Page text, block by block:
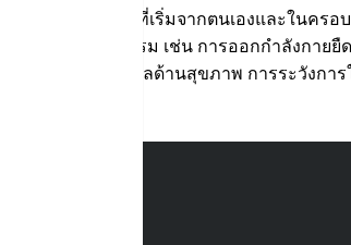
กษาสิ่งแวดล้อมที่เริ่มจากตนเองและในคร
หลากหลายกิจกรรม เช่น การออกกำลังกายยื
นโลยีค้นคว้าข้อมูลด้านสุขภาพ การระวังก